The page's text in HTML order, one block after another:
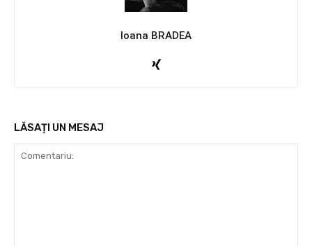
Ioana BRADEA
LĂSAȚI UN MESAJ